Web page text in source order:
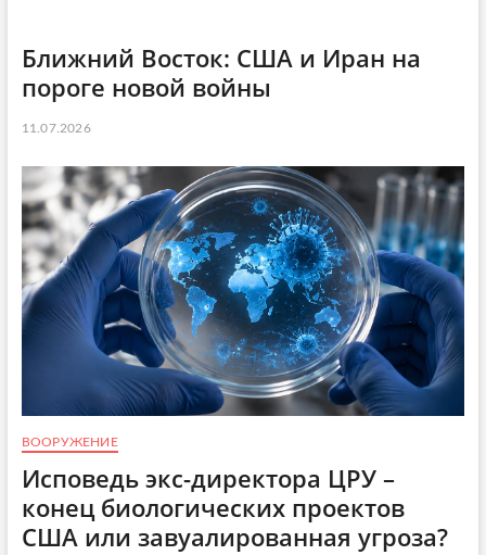
Ближний Восток: США и Иран на
пороге новой войны
11.07.2026
ВООРУЖЕНИЕ
Исповедь экс-директора ЦРУ –
конец биологических проектов
США или завуалированная угроза?